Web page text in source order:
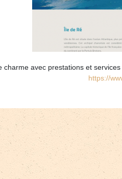
avec prestations et
https://